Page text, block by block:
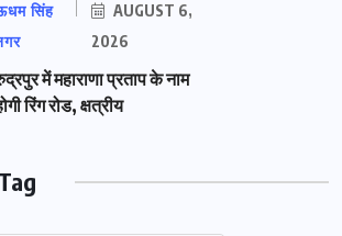
सिंह
AUGUST 6,
2026
में महाराणा प्रताप के नाम
रिंग रोड, क्षत्रीय